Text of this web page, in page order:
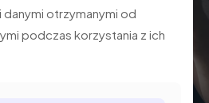
otrzymanymi od
podczas korzystania z ich